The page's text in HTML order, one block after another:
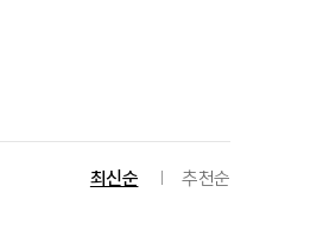
최신순 추천순